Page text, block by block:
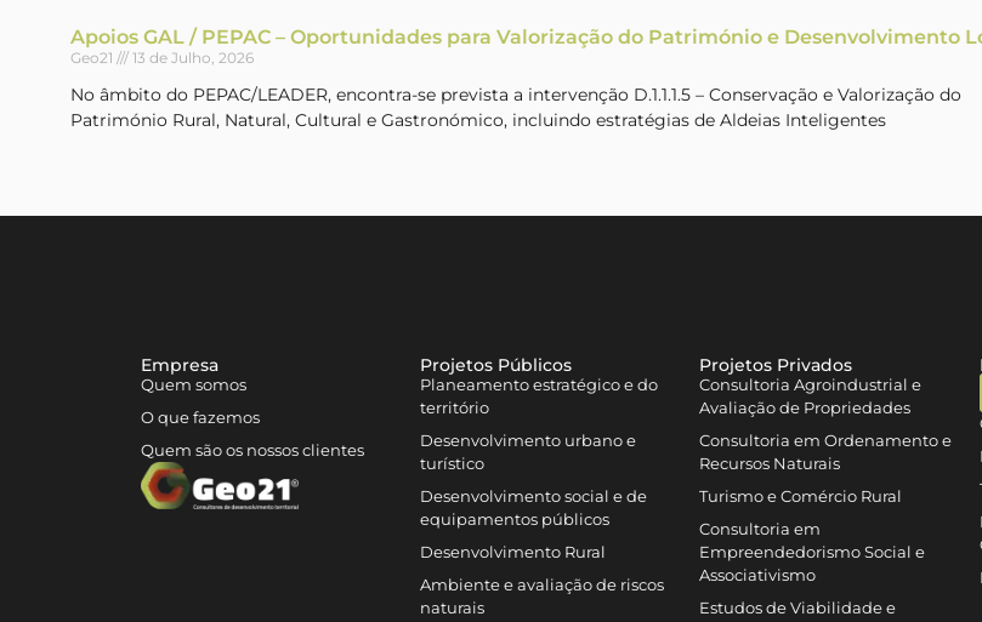
Apoios GAL / PEPAC – Oportunidades para Valorização do Património e Desenvolvimento
Geo21 13 de Julho, 2026
No âmbito do PEPAC/LEADER, encontra-se prevista a intervenção D.1.1.1.5 – Conservação e Valorização do
Património Rural, Natural, Cultural e Gastronómico, incluindo estratégias de Aldeias Inteligentes
Empresa
Quem somos
O que fazemos
Quem são os nossos clientes
Projetos Públicos
Planeamento estratégico e do
território
Desenvolvimento urbano e
turístico
Desenvolvimento social e de
equipamentos públicos
Desenvolvimento Rural
Ambiente e avaliação de riscos
naturais
Projetos Privados
Consultoria Agroindustrial e
Avaliação de Propriedades
Consultoria em Ordenamento e
Recursos Naturais
Turismo e Comércio Rural
Consultoria em
Empreendedorismo Social e
Associativismo
Estudos de Viabilidade e